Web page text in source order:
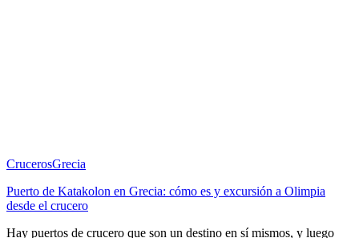
CrucerosGrecia
Puerto de Katakolon en Grecia: cómo es y excursión a Olimpia
desde el crucero
Hay puertos de crucero que son un destino en sí mismos, y luego